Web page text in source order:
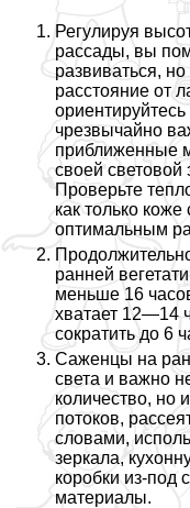
Регулируя
рассады, вы
развиваться,
расстояние от
ориентируйтесь
чрезвычайно
приближенные
своей
Проверьте
как только
оптимальным
ранней
меньше 16
хватает 12—14
сократить до 6
Саженцы на
света и важно
количество, но
потоков,
словами,
зеркала,
коробки из-под
материалы.